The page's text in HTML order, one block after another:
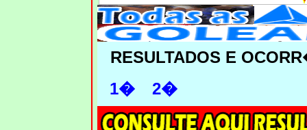
RESULTADOS E
1�
2�